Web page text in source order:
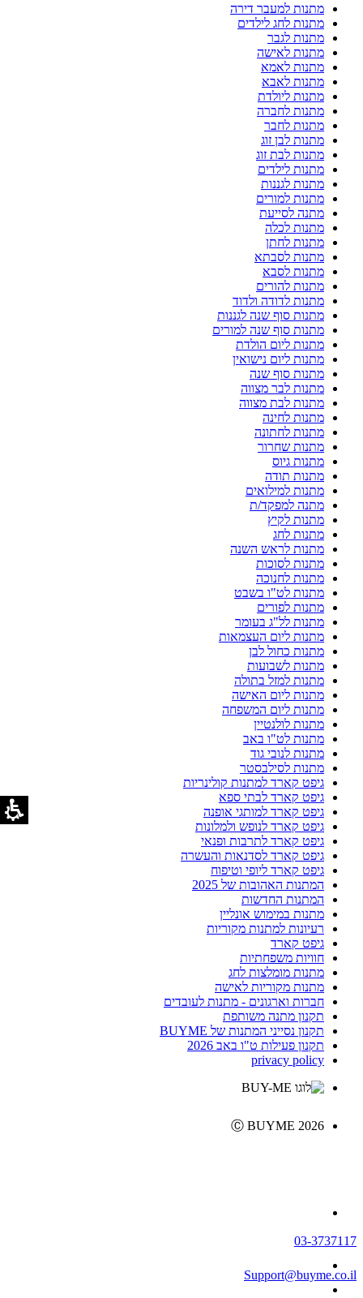
מתנות למעבר דירה
מתנות לחג לילדים
מתנות לגבר
מתנות לאישה
מתנות לאמא
מתנות לאבא
מתנות ליולדת
מתנות לחברה
מתנות לחבר
מתנות לבן זוג
מתנות לבת זוג
מתנות לילדים
מתנות לגננות
מתנות למורים
מתנה לסייעת
מתנות לכלה
מתנות לחתן
מתנות לסבתא
מתנות לסבא
מתנות להורים
מתנות לדודה ולדוד
מתנות סוף שנה לגננות
מתנות סוף שנה למורים
מתנות ליום הולדת
מתנות ליום נישואין
מתנות סוף שנה
מתנות לבר מצווה
מתנות לבת מצווה
מתנות לחינה
מתנות לחתונה
מתנות שחרור
מתנות גיוס
מתנות תודה
מתנות למילואים
מתנה למפקד/ת
מתנות לקיץ
מתנות לחג
מתנות לראש השנה
מתנות לסוכות
מתנות לחנוכה
מתנות לט"ו בשבט
מתנות לפורים
מתנות לל"ג בעומר
מתנות ליום העצמאות
מתנות כחול לבן
מתנות לשבועות
מתנות למזל בתולה
מתנות ליום האישה
מתנות ליום המשפחה
מתנות לולנטיין
מתנות לט"ו באב
מתנות לנובי גוד
מתנות לסילבסטר
גיפט קארד למתנות קולינריות
גיפט קארד לבתי ספא
גיפט קארד למותגי אופנה
גיפט קארד לנופש ולמלונות
גיפט קארד לתרבות ופנאי
גיפט קארד לסדנאות והעשרה
גיפט קארד ליופי וטיפוח
המתנות האהובות של 2025
המתנות החדשות
מתנות במימוש אונליין
רעיונות למתנות מקוריות
גיפט קארד
חוויות משפחתיות
מתנות מומלצות לחג
מתנות מקוריות לאישה
חברות וארגונים - מתנות לעובדים
תקנון מתנה משותפת
תקנון נסייני המתנות של BUYME
תקנון פעילות ט"ו באב 2026
privacy policy
Ⓒ BUYME 2026
03-3737117
Support@buyme.co.il